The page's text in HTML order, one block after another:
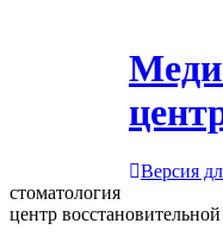
Версия
стоматология
центр